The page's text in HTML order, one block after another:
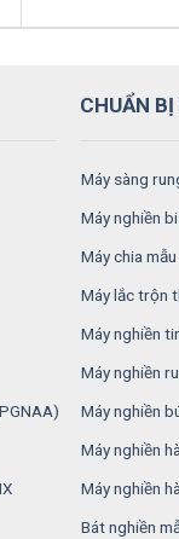
CHUẨN
Máy sàng
Máy nghiền
Máy chia
Máy lắc trộn
Máy nghiền
Máy nghiền
Máy nghiền
Máy nghiền
Máy nghiền
Bát nghiền